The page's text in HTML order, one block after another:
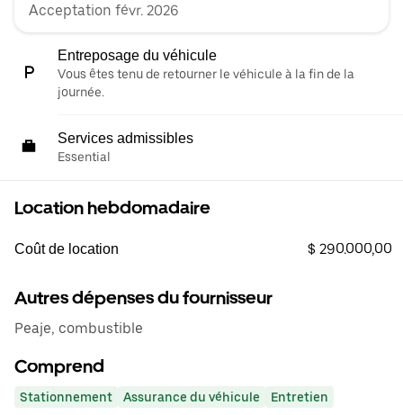
Acceptation févr. 2026
Entreposage du véhicule
Vous êtes tenu de retourner le véhicule à la fin de la
journée.
Services admissibles
Essential
Location hebdomadaire
Coût de location $ 290.000,00
Autres dépenses du fournisseur
Peaje, combustible
Comprend
Stationnement Assurance du véhicule Entretien